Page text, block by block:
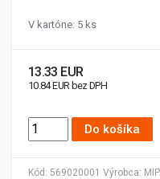
Kód: 569020001 Výrobca:
V kartóne: 5 ks
13.33 EUR
10.84 EUR bez DPH
Do košíka